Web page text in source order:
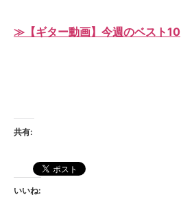
≫【ギター動画】今週のベスト10
共有:
いいね: